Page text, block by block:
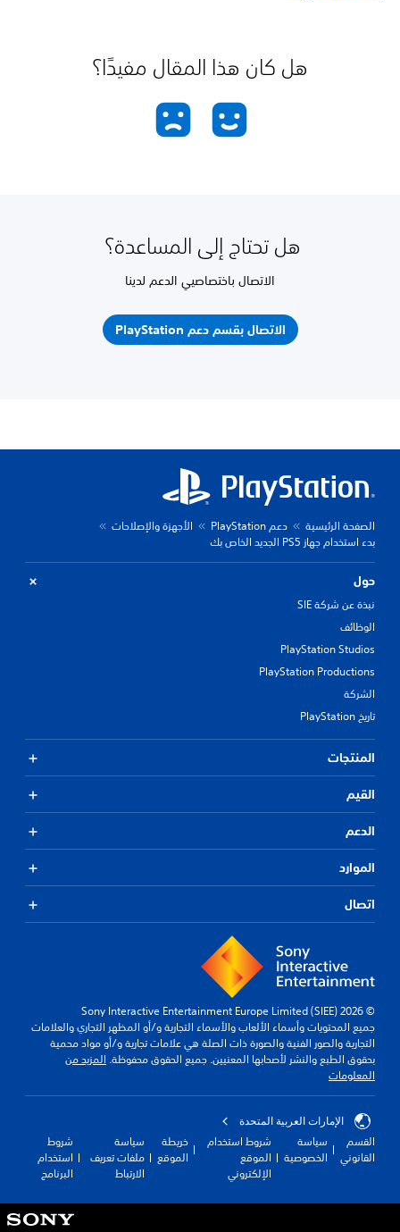
هل كان هذا المقال مفيدًا؟
هل تحتاج إلى المساعدة؟
الاتصال باختصاصيي الدعم لدينا
الاتصال بقسم دعم PlayStation
الصفحة الرئيسية دعم PlayStation
الأجهزة والإصلاحات
بدء استخدام جهاز PS5 الجديد الخاص بك
حول
نبذة عن شركة SIE
الوظائف
PlayStation Studios
PlayStation Productions
الشركة
تاريخ PlayStation
المنتجات
القيم
الدعم
الموارد
اتصال
© 2026 Sony Interactive Entertainment Europe Limited (SIEE)
جميع المحتويات وأسماء الألعاب والأسماء التجارية و/أو المظهر التجاري والعلامات
التجارية والصور الفنية والصورة ذات الصلة هي علامات تجارية و/أو مواد محمية
بحقوق الطبع والنشر لأصحابها المعنيين. جميع الحقوق محفوظة.المزيد من
المعلومات
الإمارات العربية المتحدة
القسم
القانوني
سياسة
الخصوصية
شروط استخدام
الموقع
الإلكتروني
خريطة
الموقع
سياسة
ملفات تعريف
الارتباط
شروط
استخدام
البرنامج